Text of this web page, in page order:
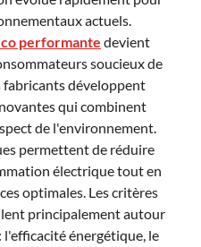
actuels.
performante devient
soucieux de
fabricants développent
qui combinent
de l'environnement.
permettent de réduire
électrique tout en
optimales. Les critères
principalement autour
l'efficacité énergétique, le